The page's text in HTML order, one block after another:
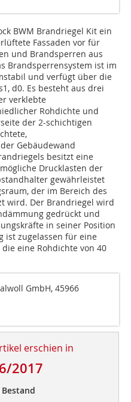
BWM Brandriegel Kit ein
Fassaden vor für
und Brandsperren aus
Brandsperrensystem ist im
und verfügt über die
d0. Es besteht aus drei
verklebte
Rohdichte und
der 2-schichtigen
Gebäudewand
besitzt eine
Drucklasten der
gewährleistet
der im Bereich des
wird. Der Brandriegel wird
gedrückt und
in seiner Position
ist zugelassen für eine
eine Rohdichte von 40
GmbH, 45966
erschien in
2017